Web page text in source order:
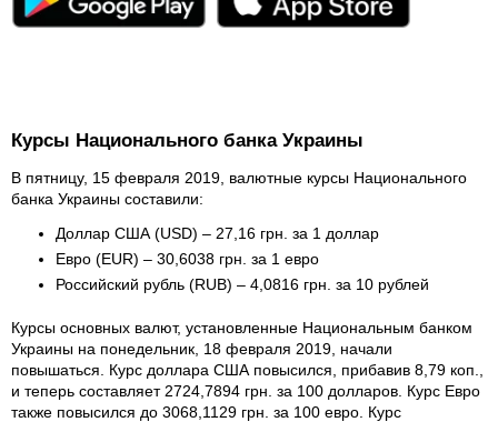
Курсы Национального банка Украины
В пятницу, 15 февраля 2019, валютные курсы Национального
банка Украины составили:
Доллар США (USD) – 27,16 грн. за 1 доллар
Евро (EUR) – 30,6038 грн. за 1 евро
Российский рубль (RUB) – 4,0816 грн. за 10 рублей
Курсы основных валют, установленные Национальным банком
Украины на понедельник, 18 февраля 2019, начали
повышаться. Курс доллара США повысился, прибавив 8,79 коп.,
и теперь составляет 2724,7894 грн. за 100 долларов. Курс Евро
также повысился до 3068,1129 грн. за 100 евро. Курс